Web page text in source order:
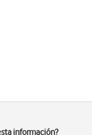
información?